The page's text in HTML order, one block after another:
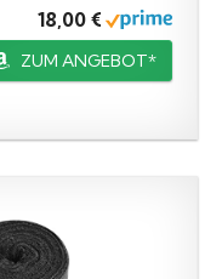
18,00 €
ZUM ANGEBOT*